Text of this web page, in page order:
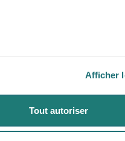
Afficher
Tout autoriser
de FROGCAST. Découvrez